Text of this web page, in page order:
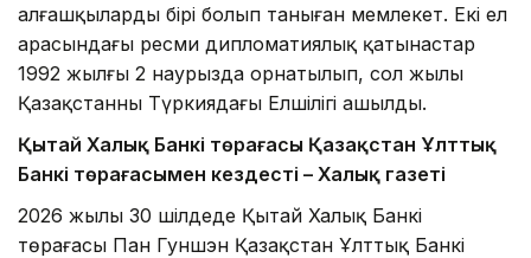
алғашқылардың бірі болып таныған мемлекет. Екі ел
арасындағы ресми дипломатиялық қатынастар
1992 жылғы 2 наурызда орнатылып, сол жылы
Қазақстанның Түркиядағы Елшілігі ашылды.
Қытай Халық Банкі төрағасы Қазақстан Ұлттық
Банкі төрағасымен кездесті – Халық газеті
2026 жылы 30 шілдеде Қытай Халық Банкі
төрағасы Пан Гуншэн Қазақстан Ұлттық Банкі